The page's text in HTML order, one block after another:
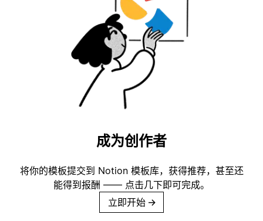
成为创作者
将你的模板提交到 Notion 模板库，获得推荐，甚至还
能得到报酬 —— 点击几下即可完成。
立即开始 →